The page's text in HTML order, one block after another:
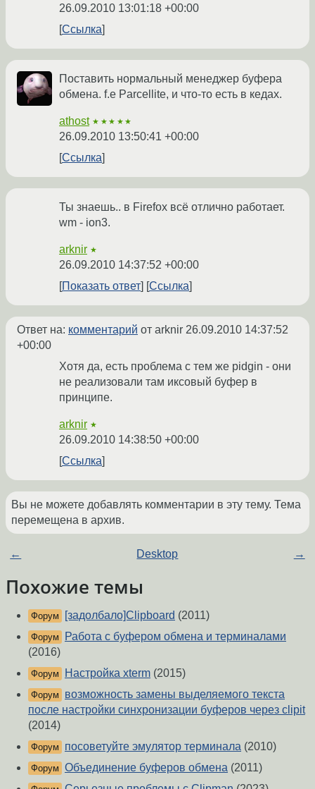
26.09.2010 13:01:18 +00:00
Ссылка
Поставить нормальный менеджер буфера
обмена. f.e Parcellite, и что-то есть в кедах.
athost ★★★★★
26.09.2010 13:50:41 +00:00
Ссылка
Ты знаешь.. в Firefox всё отлично работает.
wm - ion3.
arknir ★
26.09.2010 14:37:52 +00:00
Показать ответ
Ссылка
Ответ на: комментарий от arknir 26.09.2010 14:37:52
+00:00
Хотя да, есть проблема с тем же pidgin - они
не реализовали там иксовый буфер в
принципе.
arknir ★
26.09.2010 14:38:50 +00:00
Ссылка
Вы не можете добавлять комментарии в эту тему. Тема
перемещена в архив.
← Desktop →
Похожие темы
Форум [задолбало]Clipboard (2011)
Форум
Работа с буфером обмена и терминалами
(2016)
Форум Настройка xterm (2015)
Форум
возможность замены выделяемого текста
после настройки синхронизации буферов через clipit
(2014)
Форум посоветуйте эмулятор терминала (2010)
Форум Объединение буферов обмена (2011)